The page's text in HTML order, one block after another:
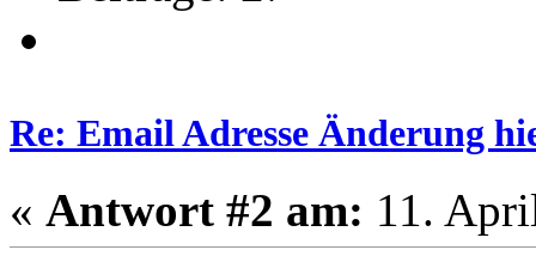
Re: Email Adresse Änderung
« Antwort #2 am: 11.